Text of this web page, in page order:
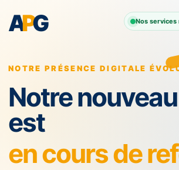
APG Nos
NOTRE PRÉSENCE DIGITALE
Notre
est
en cours de